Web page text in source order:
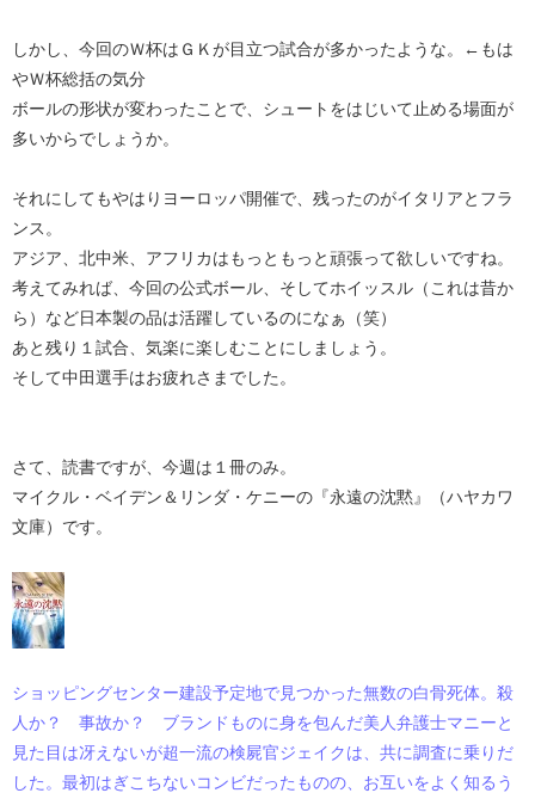
しかし、今回のＷ杯はＧＫが目立つ試合が多かったような。←もは
やＷ杯総括の気分
ボールの形状が変わったことで、シュートをはじいて止める場面が
多いからでしょうか。
それにしてもやはりヨーロッパ開催で、残ったのがイタリアとフラ
ンス。
アジア、北中米、アフリカはもっともっと頑張って欲しいですね。
考えてみれば、今回の公式ボール、そしてホイッスル（これは昔か
ら）など日本製の品は活躍しているのになぁ（笑）
あと残り１試合、気楽に楽しむことにしましょう。
そして中田選手はお疲れさまでした。
さて、読書ですが、今週は１冊のみ。
マイクル・ベイデン＆リンダ・ケニーの『永遠の沈黙』（ハヤカワ
文庫）です。
ショッピングセンター建設予定地で見つかった無数の白骨死体。殺
人か？ 事故か？ ブランドものに身を包んだ美人弁護士マニーと
見た目は冴えないが超一流の検屍官ジェイクは、共に調査に乗りだ
した。最初はぎこちないコンビだったものの、お互いをよく知るう